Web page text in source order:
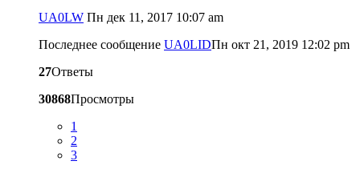
UA0LW Пн дек 11, 2017 10:07 am
Последнее сообщение UA0LIDПн окт 21, 2019 12:02 pm
27Ответы
30868Просмотры
1
2
3